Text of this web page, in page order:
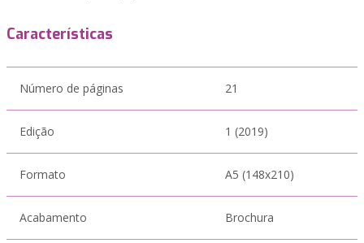
Características
Número de páginas 21
Edição 1 (2019)
Formato A5 (148x210)
Acabamento Brochura